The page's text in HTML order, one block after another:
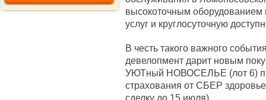
высокоточным оборудованием
услуг и круглосуточную
В честь такого важного
девелопмент дарит новым
УЮТный НОВОСЕЛЬЕ (лот 6)
страхования от СБЕР
сделку до 15 июля).